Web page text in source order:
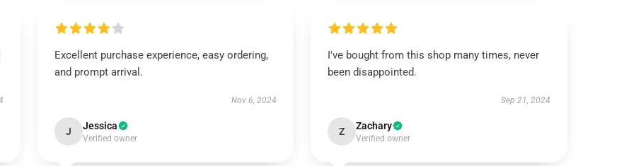
Excellent purchase experience, easy ordering,
and prompt arrival.
Nov 6, 2024
J Jessica
Verified owner
I've bought from this shop many times, never
been disappointed.
Sep 21, 2024
Z Zachary
Verified owner